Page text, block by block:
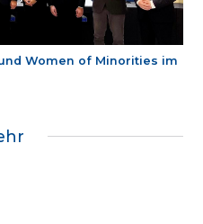
Women of Minorities im